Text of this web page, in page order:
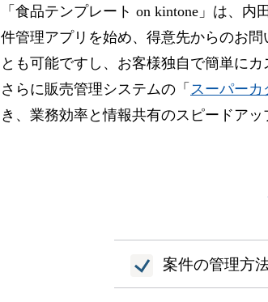
「食品テンプレート on kintone」は、内
件管理アプリを始め、得意先からのお
とも可能ですし、お客様独自で簡単に
さらに販売管理システムの「 スーパーカ
き、業務効率と情報共有のスピードアッ
案件の管理方